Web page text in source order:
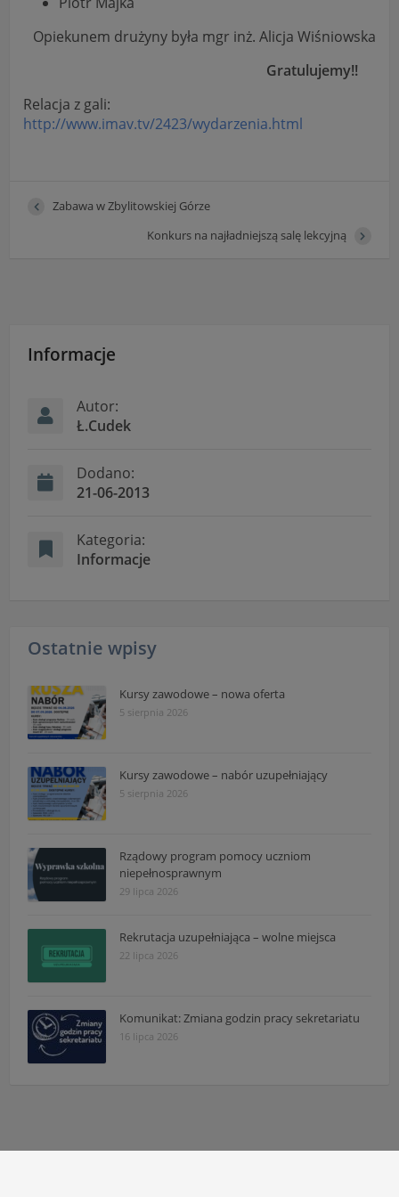
Opiekunem drużyny była mgr inż. Alicja Wiśniowska
Gratulujemy!!
Relacja z gali:
http://www.imav.tv/2423/wydarzenia.html
Zabawa w Zbylitowskiej Górze
Konkurs na najładniejszą salę lekcyjną
Informacje
Autor:
Ł.Cudek
Dodano:
21-06-2013
Kategoria:
Informacje
Ostatnie wpisy
Kursy zawodowe – nowa oferta
5 sierpnia 2026
Kursy zawodowe – nabór uzupełniający
5 sierpnia 2026
Rządowy program pomocy uczniom
niepełnosprawnym
29 lipca 2026
Rekrutacja uzupełniająca – wolne miejsca
22 lipca 2026
Komunikat: Zmiana godzin pracy sekretariatu
16 lipca 2026
"Nasza szkoła" > "Bezpieczeństwo"